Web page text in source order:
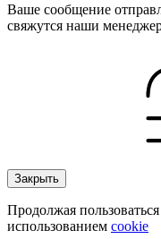
Ваше сообщение
свяжутся наши
Закрыть
Продолжая
использованием cookie